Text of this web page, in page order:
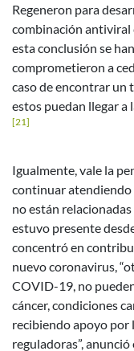
Regeneron para
combinación antiviral
esta conclusión se
comprometieron a
caso de encontrar un
estos puedan llegar a
[21]
Igualmente, vale la
continuar atendiendo
no están
estuvo presente
concentró en
nuevo coronavirus,
COVID-19, no
cáncer, condiciones
recibiendo apoyo por
reguladoras”,